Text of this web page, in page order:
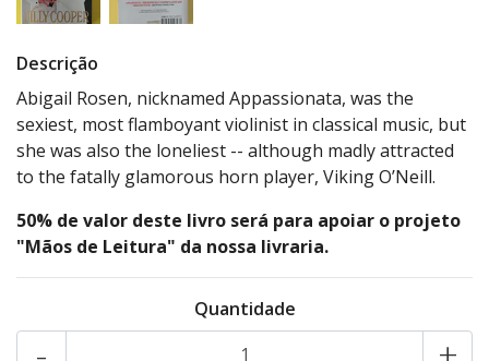
Descrição
Abigail Rosen, nicknamed Appassionata, was the
sexiest, most flamboyant violinist in classical music, but
she was also the loneliest -- although madly attracted
to the fatally glamorous horn player, Viking O’Neill.
50% de valor deste livro será para apoiar o projeto
"Mãos de Leitura" da nossa livraria.
Quantidade